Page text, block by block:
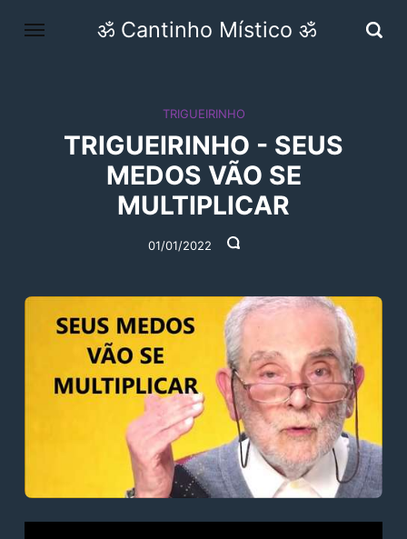
ॐ Cantinho Místico ॐ
TRIGUEIRINHO
TRIGUEIRINHO - SEUS
MEDOS VÃO SE
MULTIPLICAR
01/01/2022